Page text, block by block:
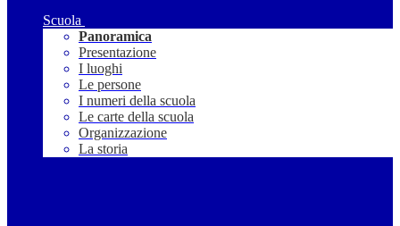
Scuola
Panoramica
Presentazione
I luoghi
Le persone
I numeri della scuola
Le carte della scuola
Organizzazione
La storia